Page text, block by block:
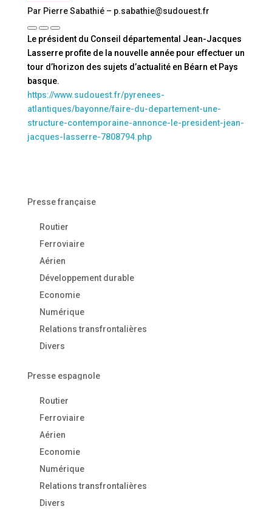
Par Pierre Sabathié – p.sabathie@sudouest.fr
Le président du Conseil départemental Jean-Jacques
Lasserre profite de la nouvelle année pour effectuer un
tour d’horizon des sujets d’actualité en Béarn et Pays
basque.
https://www.sudouest.fr/pyrenees-
atlantiques/bayonne/faire-du-departement-une-
structure-contemporaine-annonce-le-president-jean-
jacques-lasserre-7808794.php
Presse française
Routier
Ferroviaire
Aérien
Développement durable
Economie
Numérique
Relations transfrontalières
Divers
Presse espagnole
Routier
Ferroviaire
Aérien
Economie
Numérique
Relations transfrontalières
Divers